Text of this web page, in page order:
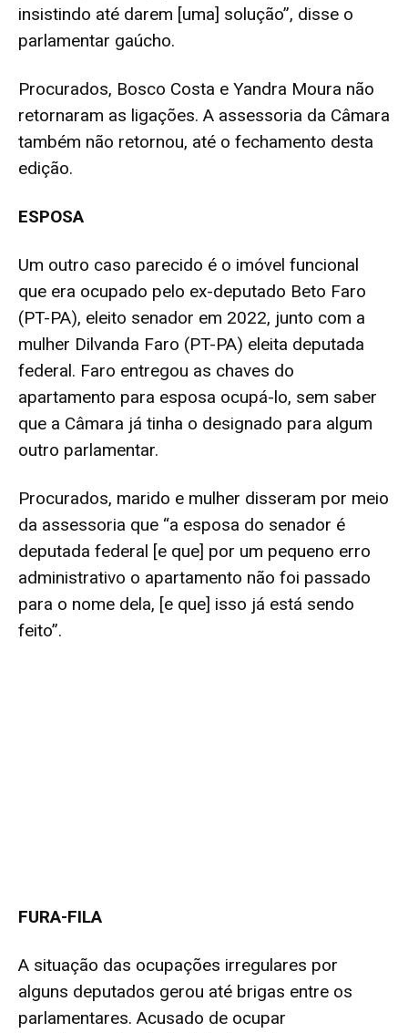
insistindo até darem [uma] solução”, disse o
parlamentar gaúcho.
Procurados, Bosco Costa e Yandra Moura não
retornaram as ligações. A assessoria da Câmara
também não retornou, até o fechamento desta
edição.
ESPOSA
Um outro caso parecido é o imóvel funcional
que era ocupado pelo ex-deputado Beto Faro
(PT-PA), eleito senador em 2022, junto com a
mulher Dilvanda Faro (PT-PA) eleita deputada
federal. Faro entregou as chaves do
apartamento para esposa ocupá-lo, sem saber
que a Câmara já tinha o designado para algum
outro parlamentar.
Procurados, marido e mulher disseram por meio
da assessoria que “a esposa do senador é
deputada federal [e que] por um pequeno erro
administrativo o apartamento não foi passado
para o nome dela, [e que] isso já está sendo
feito”.
FURA-FILA
A situação das ocupações irregulares por
alguns deputados gerou até brigas entre os
parlamentares. Acusado de ocupar